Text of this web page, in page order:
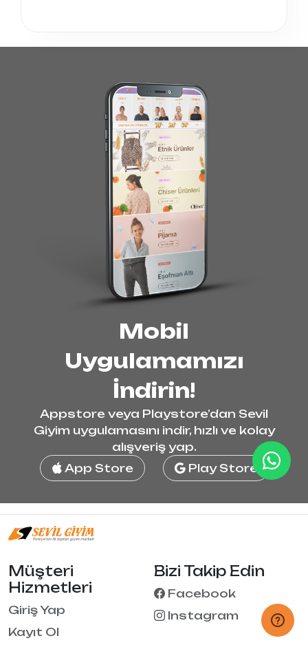
Mobil
Uygulamamızı
İndirin!
Appstore veya Playstore’dan Sevil
Giyim uygulamasını indir, hızlı ve kolay
alışveriş yap.
App Store
Play Store
Müşteri
Hizmetleri
Giriş Yap
Kayıt Ol
Bizi Takip Edin
Facebook
Instagram